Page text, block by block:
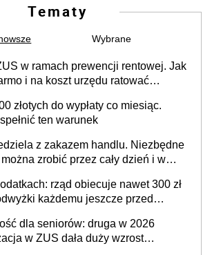
Tematy
Wybrane
w ramach prewencji rentowej. Jak
i na koszt urzędu ratować
złotych do wypłaty co miesiąc.
ten warunek
z zakazem handlu. Niezbędne
zrobić przez cały dzień i w
rząd obiecuje nawet 300 zł
każdemu jeszcze przed
dla seniorów: druga w 2026
w ZUS dała duży wzrost